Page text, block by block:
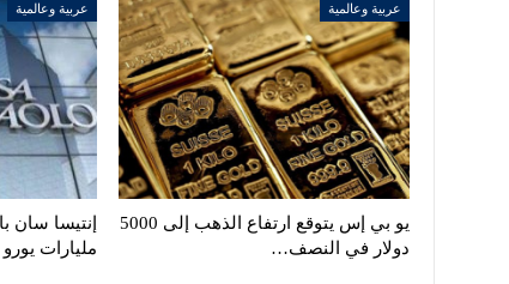
عربية وعالمية
يو بي إس يتوقع ارتفاع الذهب إلى 5000
دولار في النصف…
عربية وعالمية
مليارات